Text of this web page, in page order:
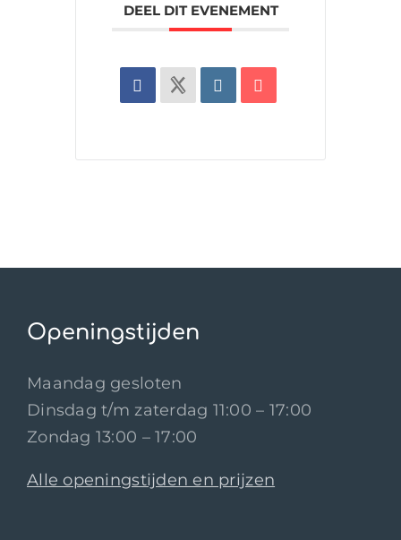
DEEL DIT EVENEMENT
Openingstijden
Maandag gesloten
Dinsdag t/m zaterdag 11:00 – 17:00
Zondag 13:00 – 17:00
Alle openingstijden en prijzen